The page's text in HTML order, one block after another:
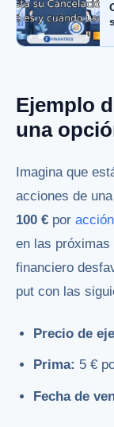
Ejemplo
una
Imagina que
acciones de
100 € por acción
en las próximas
financiero
put con las
Precio de
Prima: 5 €
Fecha de